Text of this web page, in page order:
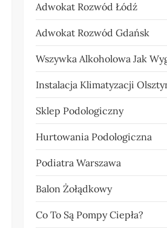
Adwokat Rozwód Łódź
Adwokat Rozwód Gdańsk
Wszywka Alkoholowa Jak
Instalacja Klimatyzacji
Sklep Podologiczny
Hurtowania Podologiczna
Podiatra Warszawa
Balon Żołądkowy
Co To Są Pompy Ciepła?